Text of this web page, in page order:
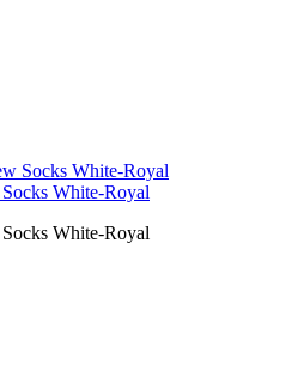
White-Royal
White-Royal